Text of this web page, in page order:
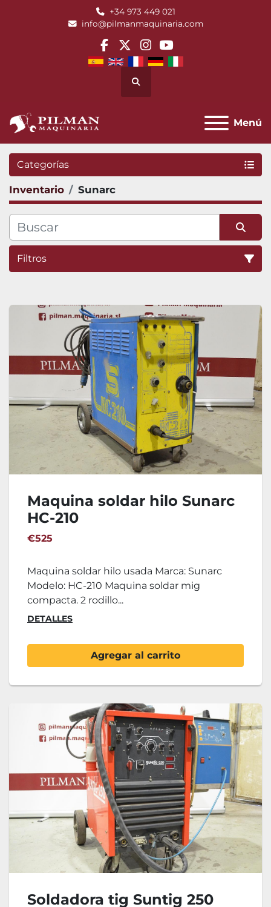
+34 973 449 021
info@pilmanmaquinaria.com
facebook
twitterinstagram
youtube
Buscar
Menú
Categorías
Inventario Sunarc
Filtros
Maquina soldar hilo Sunarc
HC-210
€525
Maquina soldar hilo usada Marca: Sunarc
Modelo: HC-210 Maquina soldar mig
compacta. 2 rodillo...
DETALLES
Agregar al carrito
Soldadora tig Suntig 250